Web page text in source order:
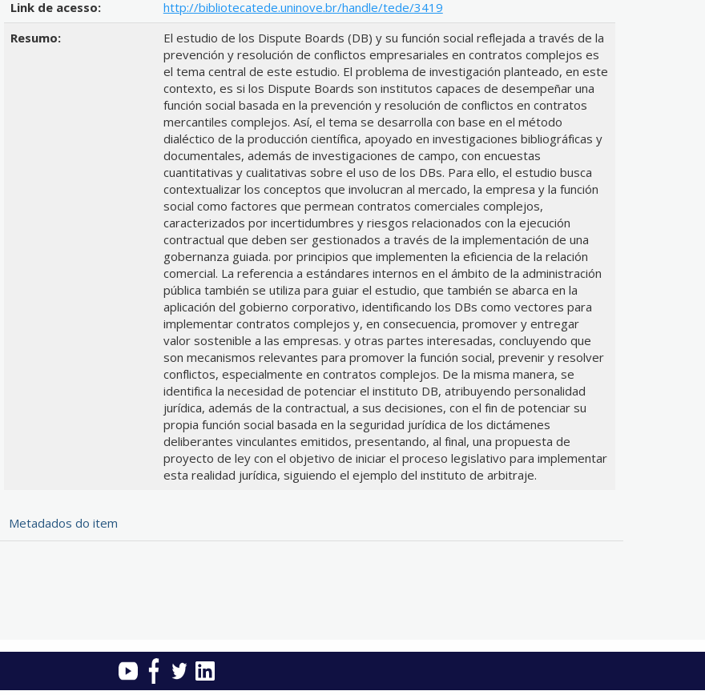
Link de acesso:
http://bibliotecatede.uninove.br/handle/tede/3419
Resumo:
El estudio de los Dispute Boards (DB) y su función social reflejada a través de la
prevención y resolución de conflictos empresariales en contratos complejos es
el tema central de este estudio. El problema de investigación planteado, en este
contexto, es si los Dispute Boards son institutos capaces de desempeñar una
función social basada en la prevención y resolución de conflictos en contratos
mercantiles complejos. Así, el tema se desarrolla con base en el método
dialéctico de la producción científica, apoyado en investigaciones bibliográficas y
documentales, además de investigaciones de campo, con encuestas
cuantitativas y cualitativas sobre el uso de los DBs. Para ello, el estudio busca
contextualizar los conceptos que involucran al mercado, la empresa y la función
social como factores que permean contratos comerciales complejos,
caracterizados por incertidumbres y riesgos relacionados con la ejecución
contractual que deben ser gestionados a través de la implementación de una
gobernanza guiada. por principios que implementen la eficiencia de la relación
comercial. La referencia a estándares internos en el ámbito de la administración
pública también se utiliza para guiar el estudio, que también se abarca en la
aplicación del gobierno corporativo, identificando los DBs como vectores para
implementar contratos complejos y, en consecuencia, promover y entregar
valor sostenible a las empresas. y otras partes interesadas, concluyendo que
son mecanismos relevantes para promover la función social, prevenir y resolver
conflictos, especialmente en contratos complejos. De la misma manera, se
identifica la necesidad de potenciar el instituto DB, atribuyendo personalidad
jurídica, además de la contractual, a sus decisiones, con el fin de potenciar su
propia función social basada en la seguridad jurídica de los dictámenes
deliberantes vinculantes emitidos, presentando, al final, una propuesta de
proyecto de ley con el objetivo de iniciar el proceso legislativo para implementar
esta realidad jurídica, siguiendo el ejemplo del instituto de arbitraje.
Metadados do item